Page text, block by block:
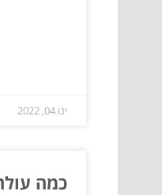
ינו 04, 2022
כמה